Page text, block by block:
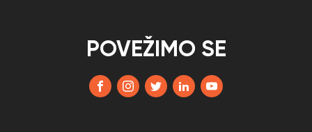
POVEŽIMO SE